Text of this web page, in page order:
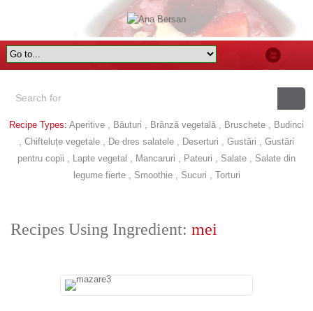
Recipe Types: Aperitive , Băuturi , Brânză vegetală , Bruschete , Budinci
, Chifteluțe vegetale , De dres salatele , Deserturi , Gustări , Gustări
pentru copii , Lapte vegetal , Mancaruri , Pateuri , Salate , Salate din
legume fierte, Smoothie, Sucuri , Torturi
Recipes Using Ingredient:mei